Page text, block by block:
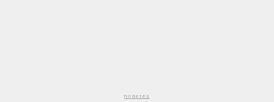
hirdetés